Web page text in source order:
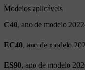
Modelos aplicáveis
C40, ano de modelo
EC40, ano de modelo
ES90, ano de modelo